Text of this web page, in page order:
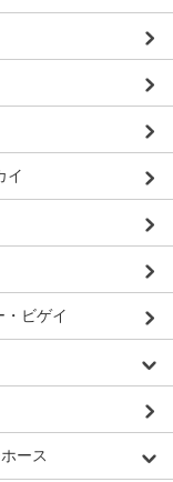
イ
・ビゲイ
ース